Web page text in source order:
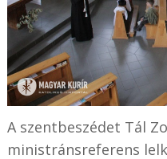
A szentbeszédet Tál
ministránsreferens